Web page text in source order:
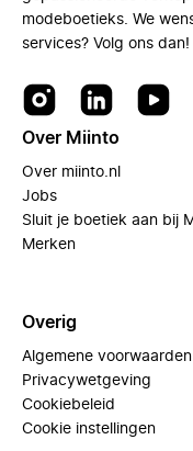
modeboetieks. We
services? Volg ons dan!
Over Miinto
Over miinto.nl
Jobs
Sluit je boetiek aan bij
Merken
Overig
Algemene voorwaarden
Privacywetgeving
Cookiebeleid
Cookie instellingen